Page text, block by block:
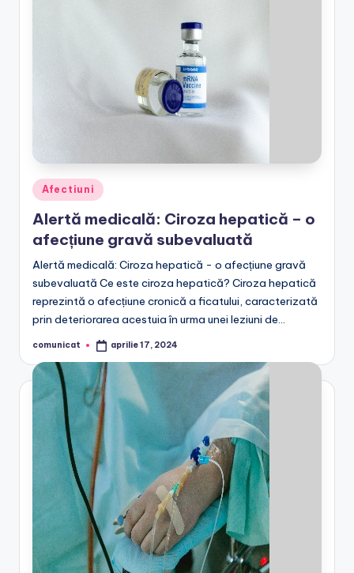
Posted
in
Afectiuni
Alertă medicală: Ciroza hepatică – o
afecțiune gravă subevaluată
Alertă medicală: Ciroza hepatică - o afecțiune gravă
subevaluată Ce este ciroza hepatică? Ciroza hepatică
reprezintă o afecțiune cronică a ficatului, caracterizată
prin deteriorarea acestuia în urma unei leziuni de…
Posted
comunicat aprilie 17, 2024